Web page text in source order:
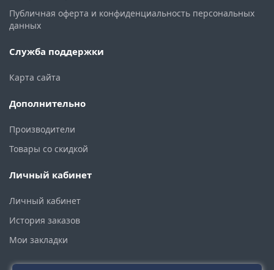
Публичная оферта и конфиденциальность персональных
данных
Служба поддержки
Карта сайта
Дополнительно
Производители
Товары со скидкой
Личный кабинет
Личный кабинет
История заказов
Мои закладки